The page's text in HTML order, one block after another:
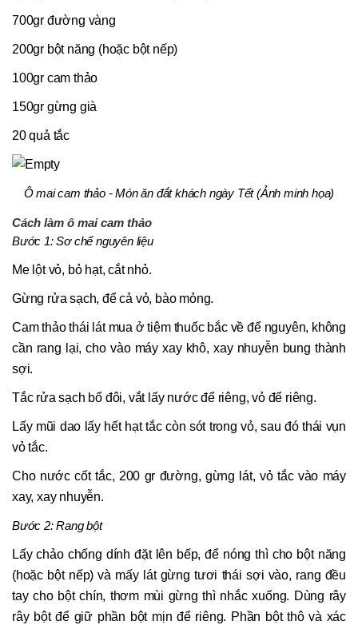
700gr đường vàng
200gr bột năng (hoặc bột nếp)
100gr cam thảo
150gr gừng già
20 quả tắc
Ô mai cam thảo - Món ăn đắt khách ngày Tết (Ảnh minh họa)
Cách làm ô mai cam thảo
Bước 1: Sơ chế nguyên liệu
Me lột vỏ, bỏ hạt, cắt nhỏ.
Gừng rửa sạch, để cả vỏ, bào mỏng.
Cam thảo thái lát mua ở tiệm thuốc bắc về để nguyên, không
cần rang lại, cho vào máy xay khô, xay nhuyễn bung thành
sợi.
Tắc rửa sạch bổ đôi, vắt lấy nước để riêng, vỏ để riêng.
Lấy mũi dao lấy hết hạt tắc còn sót trong vỏ, sau đó thái vụn
vỏ tắc.
Cho nước cốt tắc, 200 gr đường, gừng lát, vỏ tắc vào máy
xay, xay nhuyễn.
Bước 2: Rang bột
Lấy chảo chống dính đặt lên bếp, để nóng thì cho bột năng
(hoặc bột nếp) và mấy lát gừng tươi thái sợi vào, rang đều
tay cho bột chín, thơm mùi gừng thì nhắc xuống. Dùng rây
rây bột để giữ phần bột mịn để riêng. Phần bột thô và xác